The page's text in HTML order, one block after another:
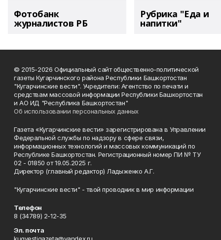
Фотобанк
журналистов РБ
Рубрика "Еда и
напитки"
© 2015-2026 Официальный сайт общественно-политической
газеты Кугарчинского района Республики Башкортостан
"Кугарчинские вести". Учредители: Агентство по печати и
средствам массовой информации Республики Башкортостан
и АО ИД "Республика Башкортостан"
Об использовании персональных данных
Газета «Кугарчинские вести» зарегистрирована в Управлении
Федеральной службы по надзору в сфере связи,
информационных технологий и массовых коммуникаций по
Республике Башкортостан. Регистрационный номер ПИ № ТУ
02 - 01850 от 19.05.2025 г.
Директор (главный редактор) Ладыженко А.Г.
"Кугарчинские вести" - твой проводник в мир информации
Телефон
8 (34789) 2-12-35
Эл. почта